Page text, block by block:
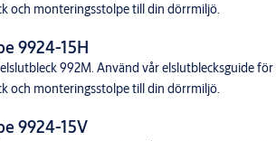
och monteringsstolpe till din dörrmiljö.
9924-15H
992M. Använd vår elslutblecksguide för
och monteringsstolpe till din dörrmiljö.
9924-15V